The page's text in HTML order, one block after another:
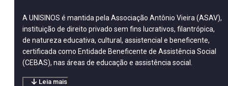
A UNISINOS é mantida pela Associação Antônio Vieira (ASAV),
instituição de direito privado sem fins lucrativos, filantrópica,
de natureza educativa, cultural, assistencial e beneficente,
certificada como Entidade Beneficente de Assistência Social
(CEBAS), nas áreas de educação e assistência social.
Leia mais